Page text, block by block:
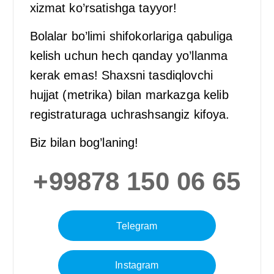
xizmat ko’rsatishga tayyor!
Bolalar bo’limi shifokorlariga qabuliga
kelish uchun hech qanday yo’llanma
kerak emas! Shaxsni tasdiqlovchi
hujjat (metrika) bilan markazga kelib
registraturaga uchrashsangiz kifoya.
Biz bilan bog’laning!
+99878 150 06 65
Telegram
Instagram